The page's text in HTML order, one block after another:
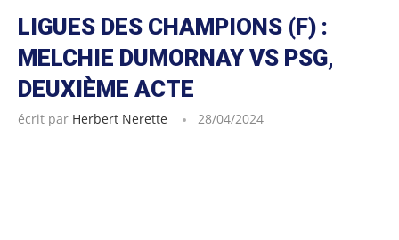
LIGUES DES CHAMPIONS (F) :
MELCHIE DUMORNAY VS PSG,
DEUXIÈME ACTE
écrit par Herbert Nerette 28/04/2024